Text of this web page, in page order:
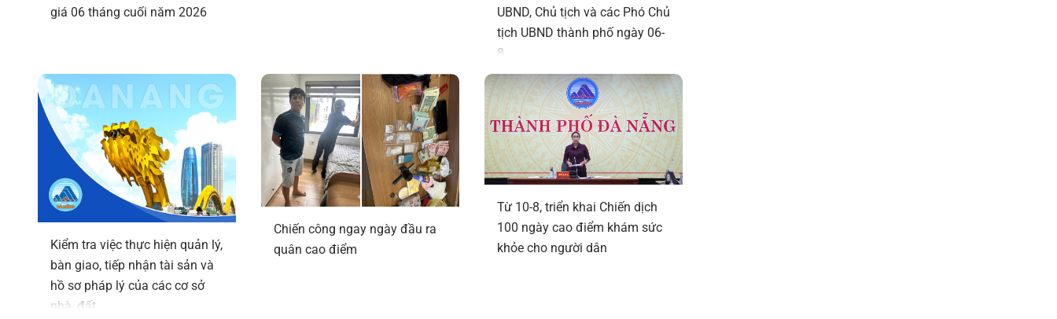
giá 06 tháng cuối năm 2026
UBND, Chủ tịch và các Phó Chủ
tịch UBND thành phố ngày 06-
8
Kiểm tra việc thực hiện quản lý,
bàn giao, tiếp nhận tài sản và
hồ sơ pháp lý của các cơ sở
nhà, đất
Chiến công ngay ngày đầu ra
quân cao điểm
Từ 10-8, triển khai Chiến dịch
100 ngày cao điểm khám sức
khỏe cho người dân